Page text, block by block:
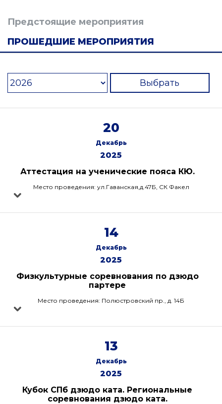
Предстоящие мероприятия
ПРОШЕДШИЕ МЕРОПРИЯТИЯ
Выбрать
20
Декабрь
2025
Аттестация на ученические пояса КЮ.
Место проведения: ул.Гаванская,д.47Б, СК Факел
14
Декабрь
2025
Физкультурные соревнования по дзюдо
партере
Место проведения: Полюстровский пр., д. 14Б
13
Декабрь
2025
Кубок СПб дзюдо ката. Региональные
соревнования дзюдо ката.